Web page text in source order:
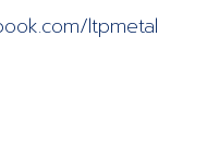
ltpmetal